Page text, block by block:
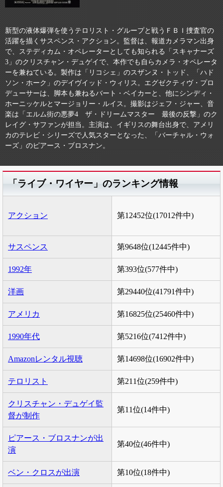
新型の液体爆弾を使うテロリスト・グループと戦うＦＢＩ捜査官の
活躍を描くサスペンス・アクション。監督は、報道カメラマン出身
で、ステディカム・オペレーターとしても知られる「スキャナーズ
3」のクリスチャン・デュゲイで、本作でも自らカメラ・オペレータ
ーを兼ねている。製作は「リコシェ」のスザンヌ・トッド、「ハド
ソン・ホーク」のデイヴイッド・ウィリス。エグゼクティヴ・プロ
デューサーは、脚本も兼ねるバート・ベイカーと、他にシンディ・
ホーニッケルとマージョリー・ルイス。撮影はジェフ・ジャー、音
楽は「エルム街の悪夢4 ザ・ドリームマスター 最後の反撃」のク
レイグ・サファンが担当。主演は、イギリスの舞台出身で、アメリ
カのテレビ・シリーズで人気スターとなった、「バーチャル・ウォ
ーズ」のピアース・ブロスナン。
「ライブ・ワイヤー」のランキング情報
アクション 第12452位(17012件中)
サスペンス 第9648位(12445件中)
1992年 第393位(577件中)
洋画 第29440位(41791件中)
アメリカ 第16825位(25460件中)
1990年代 第5216位(7412件中)
Amazonレンタル視聴 第14698位(16902件中)
テロリスト 第211位(259件中)
クリスチャン・デュゲイ監
督が制作
第11位(14件中)
ピアース・ブロスナンが出
演
第40位(46件中)
ベン・クロスが出演 第10位(18件中)